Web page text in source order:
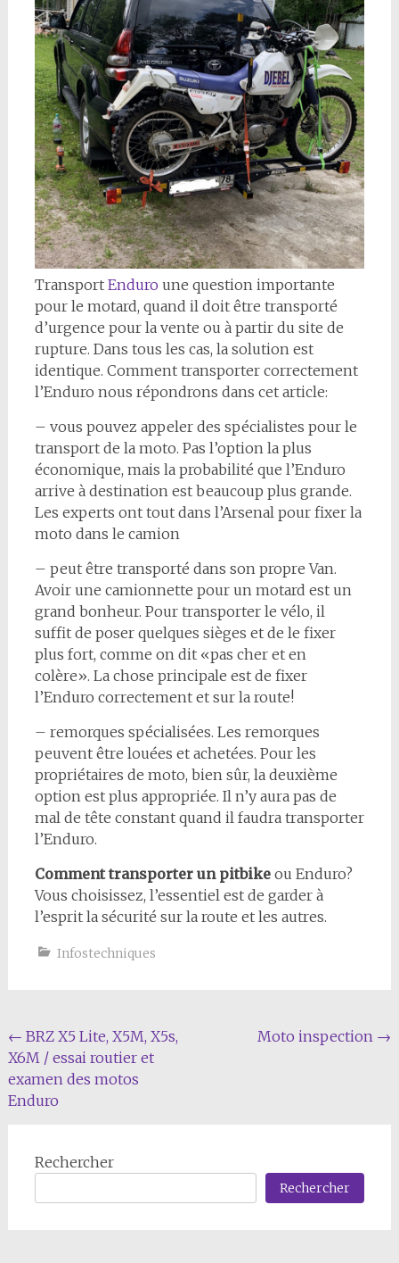
Transport Enduro une question importante
pour le motard, quand il doit être transporté
d’urgence pour la vente ou à partir du site de
rupture. Dans tous les cas, la solution est
identique. Comment transporter correctement
l’Enduro nous répondrons dans cet article:
– vous pouvez appeler des spécialistes pour le
transport de la moto. Pas l’option la plus
économique, mais la probabilité que l’Enduro
arrive à destination est beaucoup plus grande.
Les experts ont tout dans l’Arsenal pour fixer la
moto dans le camion
– peut être transporté dans son propre Van.
Avoir une camionnette pour un motard est un
grand bonheur. Pour transporter le vélo, il
suffit de poser quelques sièges et de le fixer
plus fort, comme on dit «pas cher et en
colère». La chose principale est de fixer
l’Enduro correctement et sur la route!
– remorques spécialisées. Les remorques
peuvent être louées et achetées. Pour les
propriétaires de moto, bien sûr, la deuxième
option est plus appropriée. Il n’y aura pas de
mal de tête constant quand il faudra transporter
l’Enduro.
Comment transporter un pitbikeou Enduro?
Vous choisissez, l’essentiel est de garder à
l’esprit la sécurité sur la route et les autres.
Infostechniques
Navigation
de
l'article
← BRZ X5 Lite, X5M, X5s,
X6M / essai routier et
examen des motos
Enduro
Moto inspection →
Rechercher
Rechercher